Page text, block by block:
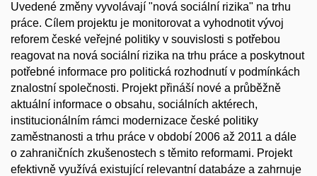
Uvedené změny vyvolávají "nová sociální rizika" na trhu
práce. Cílem projektu je monitorovat a vyhodnotit vývoj
reforem české veřejné politiky v souvislosti s potřebou
reagovat na nová sociální rizika na trhu práce a poskytnout
potřebné informace pro politická rozhodnutí v podmínkách
znalostní společnosti. Projekt přináší nové a průběžně
aktuální informace o obsahu, sociálních aktérech,
institucionálním rámci modernizace české politiky
zaměstnanosti a trhu práce v období 2006 až 2011 a dále
o zahraničních zkušenostech s těmito reformami. Projekt
efektivně využívá existující relevantní databáze a zahrnuje